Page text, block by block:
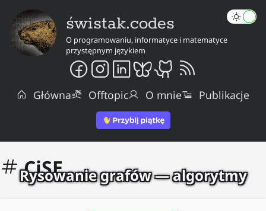
świstak.codes
O programowaniu, informatyce i matematyce
przystępnym językiem
Główna Offtopic O mnie Publikacje
CiSE
Rysowanie grafów — algorytmy